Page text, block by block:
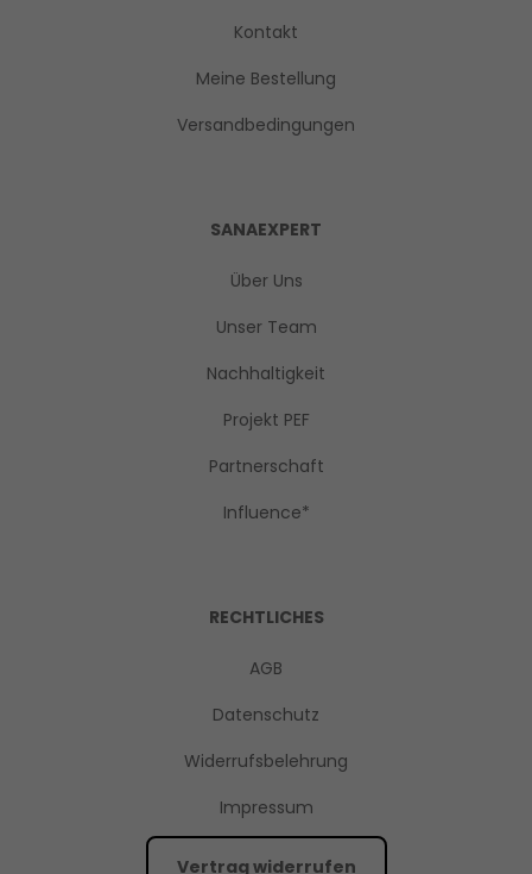
Kontakt
Meine Bestellung
Versandbedingungen
SANAEXPERT
Über Uns
Unser Team
Nachhaltigkeit
Projekt PEF
Partnerschaft
Influence*
RECHTLICHES
AGB
Datenschutz
Widerrufsbelehrung
Impressum
Vertrag widerrufen